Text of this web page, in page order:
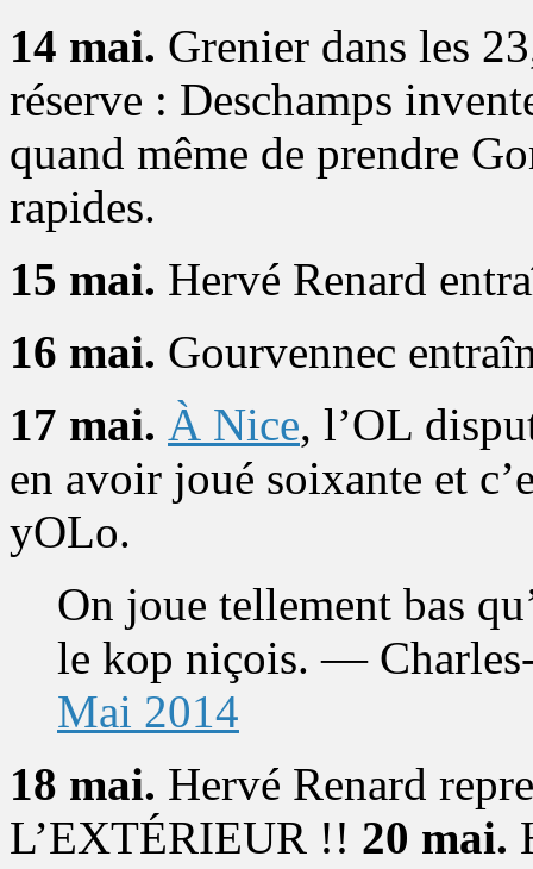
14 mai. Grenier dans les
réserve : Deschamps
quand même de prendre
rapides.
15 mai. Hervé Renard
16 mai. Gourvennec
17 mai. À Nice, l’OL
en avoir joué soixante et
yOLo.
On joue tellement bas
le kop niçois. —
Mai 2014
18 mai. Hervé Renard
L’EXTÉRIEUR !! 20 mai.